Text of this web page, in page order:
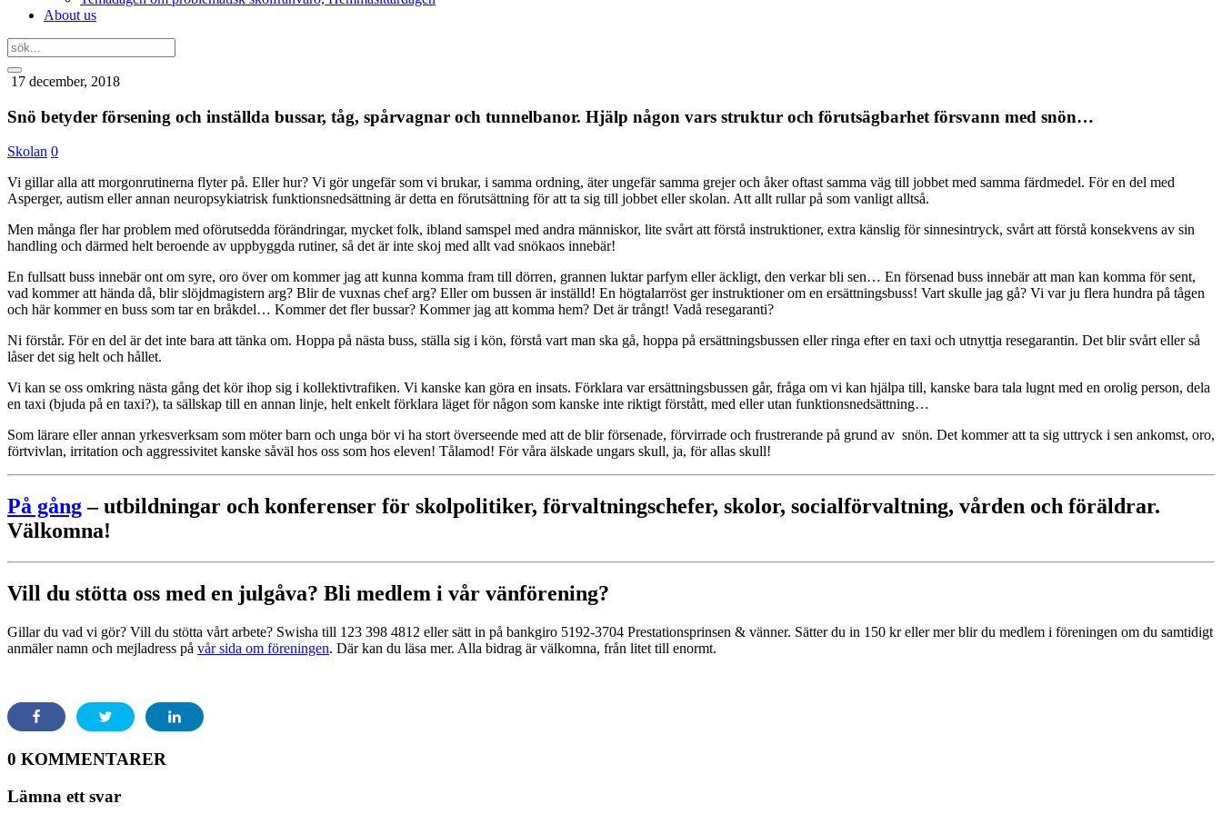
About us
17 december, 2018
Snö betyder försening och inställda bussar, tåg, spårvagnar och tunnelbanor. Hjälp någon vars struktur och förutsägbarhet försvann med snön…
Skolan 0
Vi gillar alla att morgonrutinerna flyter på. Eller hur? Vi gör ungefär som vi brukar, i samma ordning, äter ungefär samma grejer och åker oftast samma väg till jobbet med samma färdmedel. För en del med
Asperger, autism eller annan neuropsykiatrisk funktionsnedsättning är detta en förutsättning för att ta sig till jobbet eller skolan. Att allt rullar på som vanligt alltså.
Men många fler har problem med oförutsedda förändringar, mycket folk, ibland samspel med andra människor, lite svårt att förstå instruktioner, extra känslig för sinnesintryck, svårt att förstå konsekvens av sin
handling och därmed helt beroende av uppbyggda rutiner, så det är inte skoj med allt vad snökaos innebär!
En fullsatt buss innebär ont om syre, oro över om kommer jag att kunna komma fram till dörren, grannen luktar parfym eller äckligt, den verkar bli sen… En försenad buss innebär att man kan komma för sent,
vad kommer att hända då, blir slöjdmagistern arg? Blir de vuxnas chef arg? Eller om bussen är inställd! En högtalarröst ger instruktioner om en ersättningsbuss! Vart skulle jag gå? Vi var ju flera hundra på tågen
och här kommer en buss som tar en bråkdel… Kommer det fler bussar? Kommer jag att komma hem? Det är trångt! Vadå resegaranti?
Ni förstår. För en del är det inte bara att tänka om. Hoppa på nästa buss, ställa sig i kön, förstå vart man ska gå, hoppa på ersättningsbussen eller ringa efter en taxi och utnyttja resegarantin. Det blir svårt eller så
låser det sig helt och hållet.
Vi kan se oss omkring nästa gång det kör ihop sig i kollektivtrafiken. Vi kanske kan göra en insats. Förklara var ersättningsbussen går, fråga om vi kan hjälpa till, kanske bara tala lugnt med en orolig person, dela
en taxi (bjuda på en taxi?), ta sällskap till en annan linje, helt enkelt förklara läget för någon som kanske inte riktigt förstått, med eller utan funktionsnedsättning…
Som lärare eller annan yrkesverksam som möter barn och unga bör vi ha stort överseende med att de blir försenade, förvirrade och frustrerande på grund av snön. Det kommer att ta sig uttryck i sen ankomst, oro,
förtvivlan, irritation och aggressivitet kanske såväl hos oss som hos eleven! Tålamod! För våra älskade ungars skull, ja, för allas skull!
På gång– utbildningar och konferenser för skolpolitiker, förvaltningschefer, skolor, socialförvaltning, vården och föräldrar.
Välkomna!
Vill du stötta oss med en julgåva? Bli medlem i vår vänförening?
Gillar du vad vi gör? Vill du stötta vårt arbete? Swisha till 123 398 4812 eller sätt in på bankgiro 5192-3704 Prestationsprinsen & vänner. Sätter du in 150 kr eller mer blir du medlem i föreningen om du samtidigt
anmäler namn och mejladress på vår sida om föreningen. Där kan du läsa mer. Alla bidrag är välkomna, från litet till enormt.
0 KOMMENTARER
Lämna ett svar